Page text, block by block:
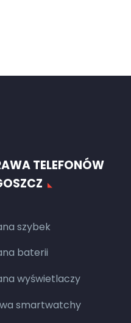
TELEFONÓW
szybek
baterii
wyświetlaczy
smartwatchy